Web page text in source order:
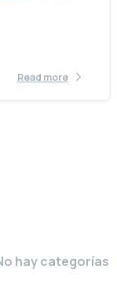
Read more
hay categorías